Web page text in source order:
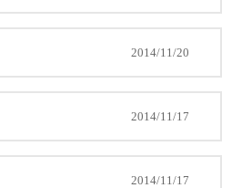
2014/11/20
2014/11/17
2014/11/17